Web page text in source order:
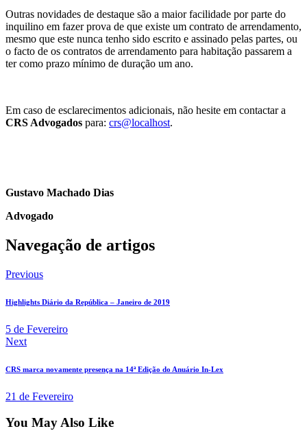
Outras novidades de destaque são a maior facilidade por parte do
inquilino em fazer prova de que existe um contrato de arrendamento,
mesmo que este nunca tenho sido escrito e assinado pelas partes, ou
o facto de os contratos de arrendamento para habitação passarem a
ter como prazo mínimo de duração um ano.
Em caso de esclarecimentos adicionais, não hesite em contactar a
CRS Advogados para: crs@localhost.
Gustavo Machado Dias
Advogado
Navegação de artigos
Previous
Highlights Diário da República – Janeiro de 2019
5 de Fevereiro
Next
CRS marca novamente presença na 14ª Edição do Anuário In-Lex
21 de Fevereiro
You May Also Like